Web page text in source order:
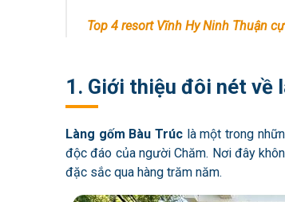
Top 4 resort Vĩnh Hy Ninh Thuận
1. Giới thiệu đôi nét về
Làng gốm Bàu Trúc là một trong
độc đáo của người Chăm. Nơi đây
đặc sắc qua hàng trăm năm.